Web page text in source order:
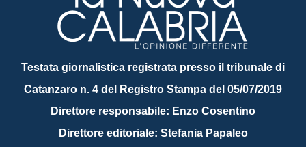
Testata giornalistica registrata presso il tribunale di
Catanzaro n. 4 del Registro Stampa del 05/07/2019
Direttore responsabile: Enzo Cosentino
Direttore editoriale: Stefania Papaleo